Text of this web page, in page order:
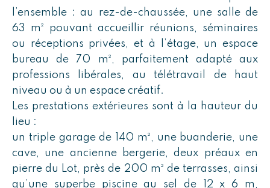
l’ensemble : au rez-de-chaussée, une salle de
63 m² pouvant accueillir réunions, séminaires
ou réceptions privées, et à l’étage, un espace
bureau de 70 m², parfaitement adapté aux
professions libérales, au télétravail de haut
niveau ou à un espace créatif.
Les prestations extérieures sont à la hauteur du
lieu :
un triple garage de 140 m², une buanderie, une
cave, une ancienne bergerie, deux préaux en
pierre du Lot, près de 200 m² de terrasses, ainsi
qu’une superbe piscine au sel de 12 x 6 m,